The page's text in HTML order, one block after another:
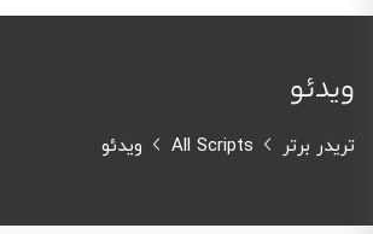
ویدئو
تریدر برتر All Scripts ویدئو